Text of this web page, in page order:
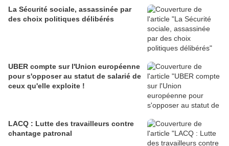
La Sécurité sociale, assassinée par
des choix politiques délibérés
UBER compte sur l'Union européenne
pour s'opposer au statut de salarié de
ceux qu'elle exploite !
LACQ : Lutte des travailleurs contre
chantage patronal